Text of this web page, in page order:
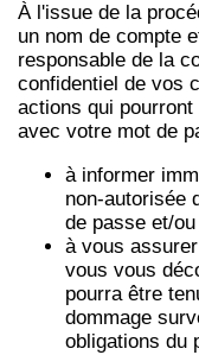
À l'issue de la
un nom de compte
responsable de la
confidentiel de vos
actions qui
avec votre mot de
à informer
non-autorisée
de passe et/
à vous
vous vous
pourra être
dommage
obligations du